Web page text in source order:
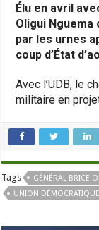
Élu en avril
Oligui
par les urnes
coup d’État
Avec l’UDB, le
militaire en
Tags
GÉNÉRAL BRICE
UNION